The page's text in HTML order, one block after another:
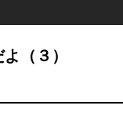
（３）